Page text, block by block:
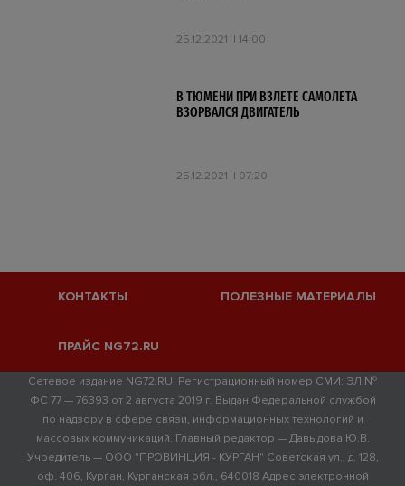
25.12.2021 14:00
В ТЮМЕНИ ПРИ ВЗЛЕТЕ САМОЛЕТА
ВЗОРВАЛСЯ ДВИГАТЕЛЬ
25.12.2021 07:20
КОНТАКТЫ ПОЛЕЗНЫЕ МАТЕРИАЛЫ
ПРАЙС NG72.RU
Сетевое издание NG72.RU. Регистрационный номер СМИ: ЭЛ №
ФС 77 — 76393 от 2 августа 2019 г. Выдан Федеральной службой
по надзору в сфере связи, информационных технологий и
массовых коммуникаций. Главный редактор — Давыдова Ю.В.
Учредитель — ООО "ПРОВИНЦИЯ - КУРГАН" Советская ул., д. 128,
оф. 406, Курган, Курганская обл., 640018 Адрес электронной